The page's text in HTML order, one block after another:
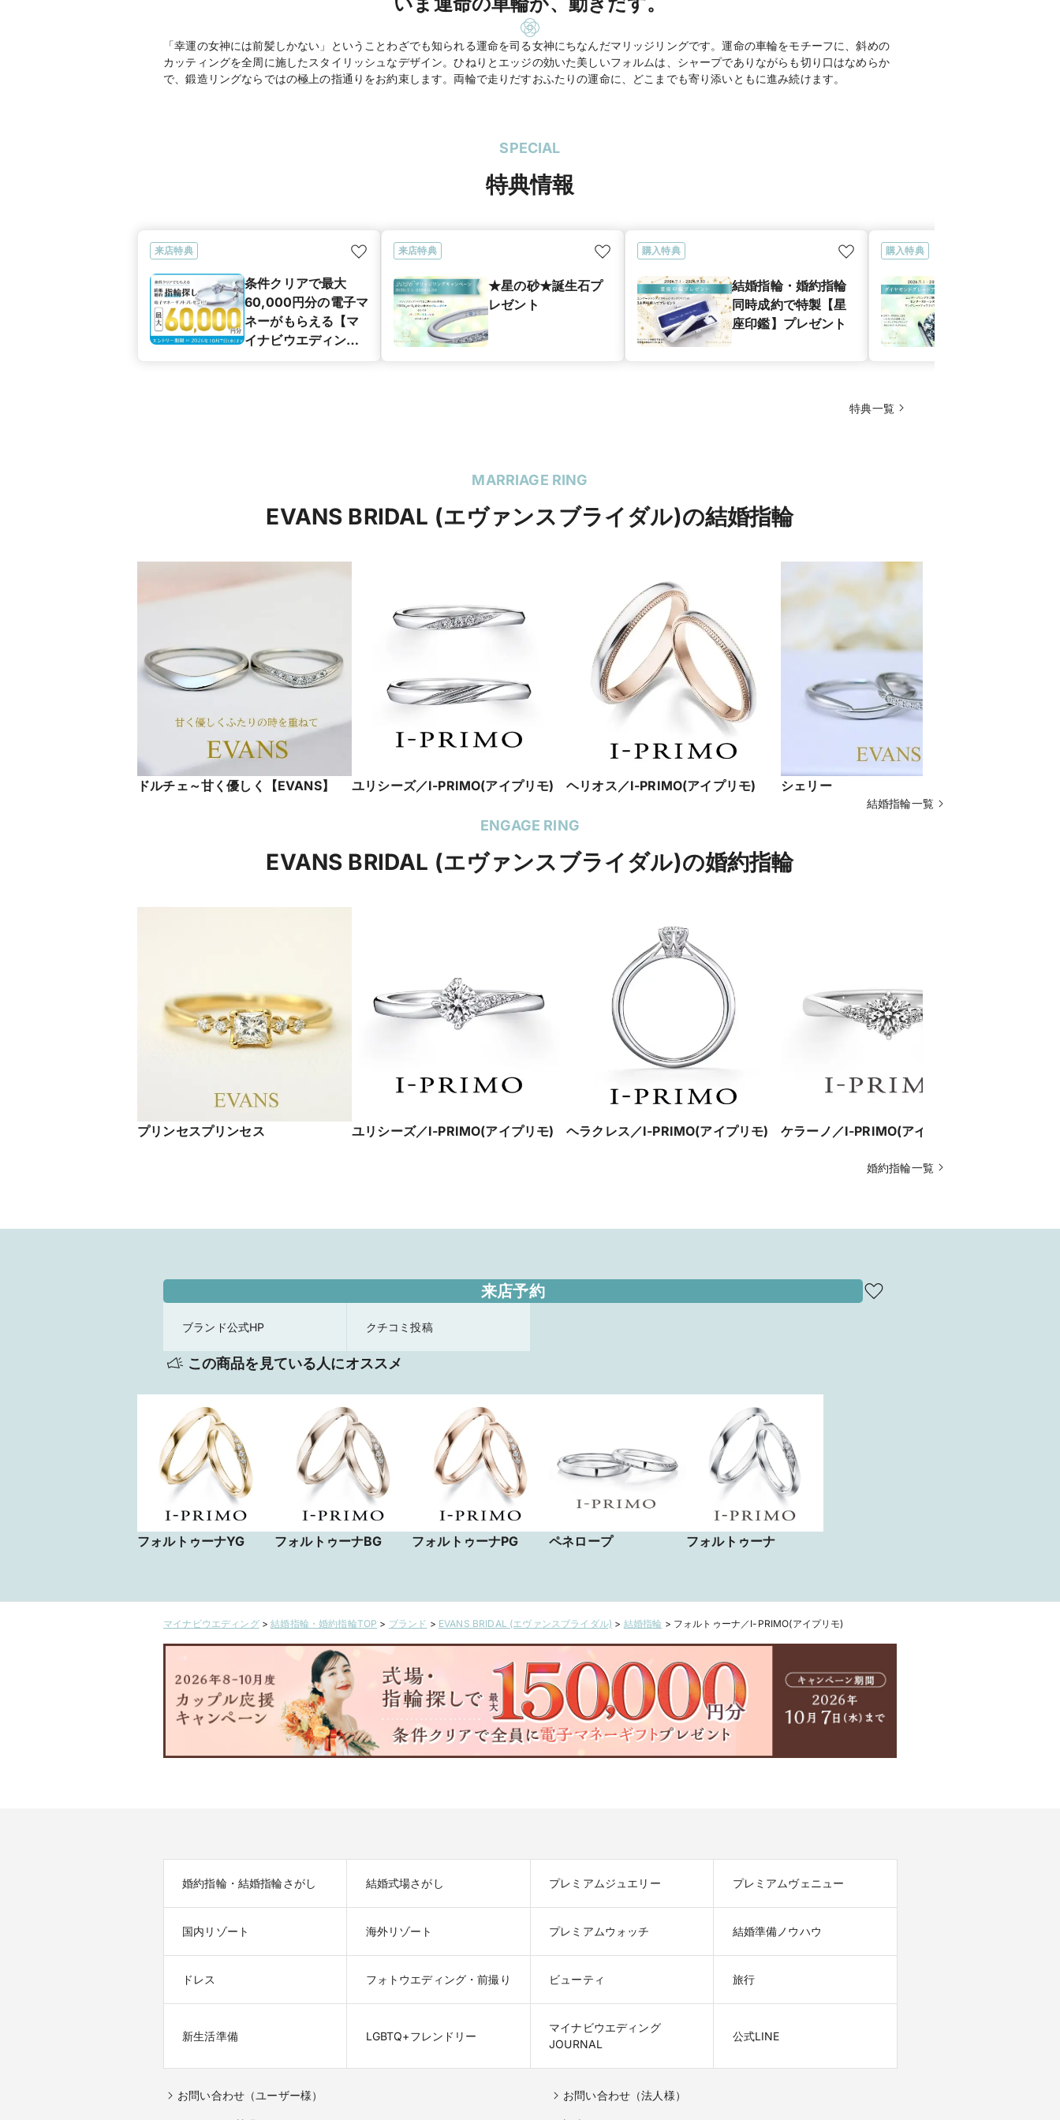
「幸運の女神には前髪しかない」ということわざでも知られる運命を司る女神にちなんだマリッジリングです。運命の車輪をモチーフに、斜めの
カッティングを全周に施したスタイリッシュなデザイン。ひねりとエッジの効いた美しいフォルムは、シャープでありながらも切り口はなめらか
で、鍛造リングならではの極上の指通りをお約束します。両輪で走りだすおふたりの運命に、どこまでも寄り添いともに進み続けます。
SPECIAL
特典情報
来店特典
条件クリアで最大
60,000円分の電子マ
ネーがもらえる【マ
イナビウエディング
来店特典
★星の砂★誕生石プ
レゼント
購入特典
結婚指輪・婚約指輪
同時成約で特製【星
座印鑑】プレゼント
購入特典
特典一覧
MARRIAGE RING
EVANS BRIDAL (エヴァンスブライダル)の結婚指輪
ドルチェ～甘く優しく【EVANS】 ユリシーズ／I-PRIMO(アイプリモ) ヘリオス／I-PRIMO(アイプリモ) シェリー
結婚指輪一覧
ENGAGE RING
EVANS BRIDAL (エヴァンスブライダル)の婚約指輪
プリンセスプリンセス ユリシーズ／I-PRIMO(アイプリモ) ヘラクレス／I-PRIMO(アイプリモ) ケラーノ／I-PRIMO(アイプリモ)
婚約指輪一覧
来店予約
ブランド公式HP クチコミ投稿
この商品を見ている人にオススメ
フォルトゥーナYG フォルトゥーナBG フォルトゥーナPG ペネロープ フォルトゥーナ
マイナビウエディング>結婚指輪・婚約指輪TOP > ブランド > EVANS BRIDAL (エヴァンスブライダル) > 結婚指輪 > フォルトゥーナ／I-PRIMO(アイプリモ)
婚約指輪・結婚指輪さがし 結婚式場さがし プレミアムジュエリー プレミアムヴェニュー
国内リゾート 海外リゾート プレミアムウォッチ 結婚準備ノウハウ
ドレス フォトウエディング・前撮り ビューティ 旅行
新生活準備 LGBTQ+フレンドリー
マイナビウエディング
JOURNAL
公式LINE
お問い合わせ（ユーザー様） お問い合わせ（法人様）